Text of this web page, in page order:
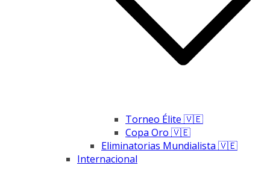
Torneo Élite 🇻🇪
Copa Oro 🇻🇪
Eliminatorias Mundialista 🇻🇪
Internacional